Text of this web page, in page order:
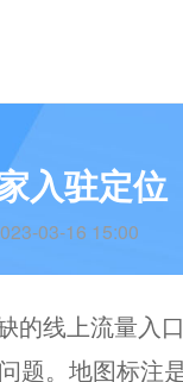
入驻定位
03-16 15:00
的线上流量入
题。地图标注